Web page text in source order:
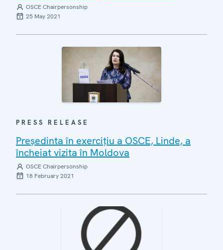
OSCE Chairpersonship
25 May 2021
PRESS RELEASE
Președinta în exercițiu a OSCE, Linde, a
încheiat vizita în Moldova
OSCE Chairpersonship
18 February 2021